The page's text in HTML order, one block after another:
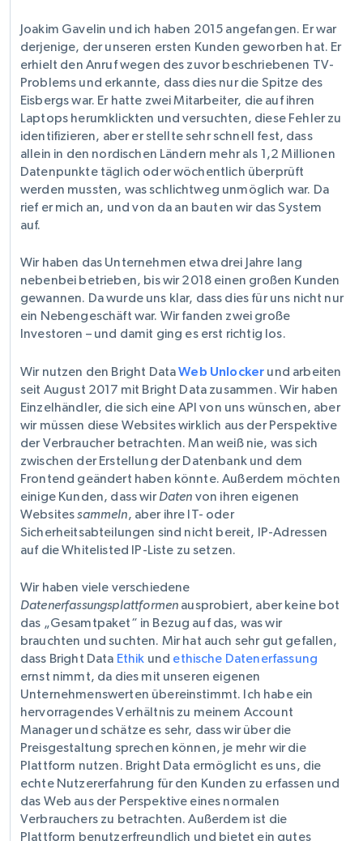
Joakim Gavelin und ich haben 2015 angefangen. Er war
derjenige, der unseren ersten Kunden geworben hat. Er
erhielt den Anruf wegen des zuvor beschriebenen TV-
Problems und erkannte, dass dies nur die Spitze des
Eisbergs war. Er hatte zwei Mitarbeiter, die auf ihren
Laptops herumklickten und versuchten, diese Fehler zu
identifizieren, aber er stellte sehr schnell fest, dass
allein in den nordischen Ländern mehr als 1,2 Millionen
Datenpunkte täglich oder wöchentlich überprüft
werden mussten, was schlichtweg unmöglich war. Da
rief er mich an, und von da an bauten wir das System
auf.
Wir haben das Unternehmen etwa drei Jahre lang
nebenbei betrieben, bis wir 2018 einen großen Kunden
gewannen. Da wurde uns klar, dass dies für uns nicht nur
ein Nebengeschäft war. Wir fanden zwei große
Investoren – und damit ging es erst richtig los.
Wir nutzen den Bright DataWeb Unlocker und arbeiten
seit August 2017 mit Bright Data zusammen. Wir haben
Einzelhändler, die sich eine API von uns wünschen, aber
wir müssen diese Websites wirklich aus der Perspektive
der Verbraucher betrachten. Man weiß nie, was sich
zwischen der Erstellung der Datenbank und dem
Frontend geändert haben könnte. Außerdem möchten
einige Kunden, dass wirDaten von ihren eigenen
Websitessammeln, aber ihre IT- oder
Sicherheitsabteilungen sind nicht bereit, IP-Adressen
auf die Whitelisted IP-Liste zu setzen.
Wir haben viele verschiedene
Datenerfassungsplattformen ausprobiert, aber keine bot
das „Gesamtpaket“ in Bezug auf das, was wir
brauchten und suchten. Mir hat auch sehr gut gefallen,
dass Bright Data Ethik und ethische Datenerfassung
ernst nimmt, da dies mit unseren eigenen
Unternehmenswerten übereinstimmt. Ich habe ein
hervorragendes Verhältnis zu meinem Account
Manager und schätze es sehr, dass wir über die
Preisgestaltung sprechen können, je mehr wir die
Plattform nutzen. Bright Data ermöglicht es uns, die
echte Nutzererfahrung für den Kunden zu erfassen und
das Web aus der Perspektive eines normalen
Verbrauchers zu betrachten. Außerdem ist die
Plattform benutzerfreundlich und bietet ein gutes